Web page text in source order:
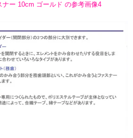
ー 10cm ゴールド の参考画像4